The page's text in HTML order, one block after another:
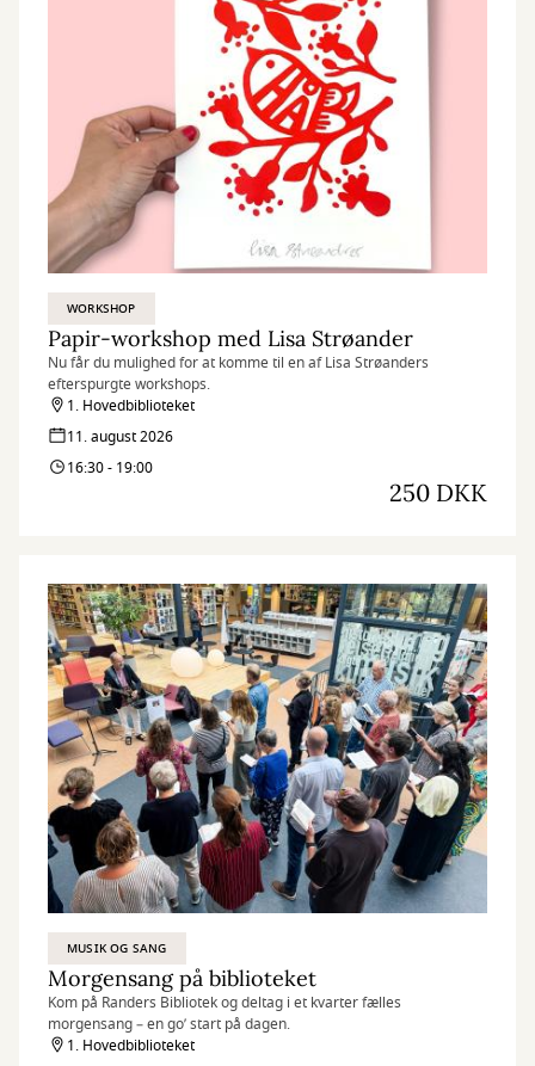
WORKSHOP
Papir-workshop med Lisa Strøander
Nu får du mulighed for at komme til en af Lisa Strøanders
efterspurgte workshops.
1. Hovedbiblioteket
11. august 2026
16:30 - 19:00
250 DKK
MUSIK OG SANG
Morgensang på biblioteket
Kom på Randers Bibliotek og deltag i et kvarter fælles
morgensang – en go’ start på dagen.
1. Hovedbiblioteket